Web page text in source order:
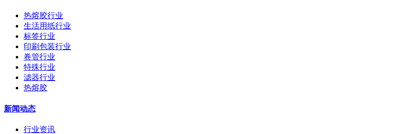
热熔胶行业
生活用纸行业
标签行业
印刷包装行业
卷管行业
特殊行业
滤器行业
热熔胶
新闻动态
行业资讯